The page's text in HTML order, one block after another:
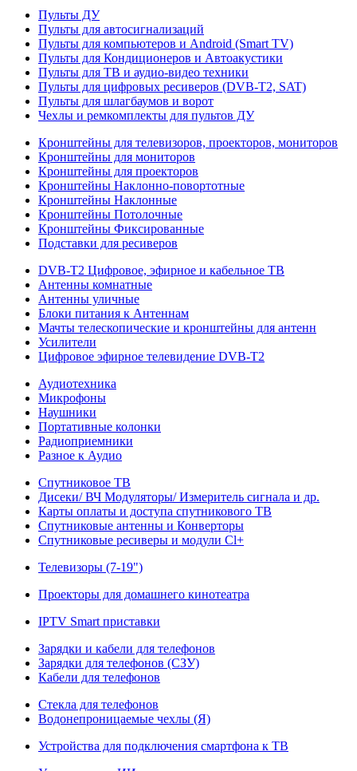
Пульты ДУ
Пульты для автосигнализаций
Пульты для компьютеров и Android (Smart TV)
Пульты для Кондиционеров и Автоакустики
Пульты для ТВ и аудио-видео техники
Пульты для цифровых ресиверов (DVB-T2, SAT)
Пульты для шлагбаумов и ворот
Чехлы и ремкомплекты для пультов ДУ
Кронштейны для телевизоров, проекторов, мониторов
Кронштейны для мониторов
Кронштейны для проекторов
Кронштейны Наклонно-повортотные
Кронштейны Наклонные
Кронштейны Потолочные
Кронштейны Фиксированные
Подставки для ресиверов
DVB-T2 Цифровое, эфирное и кабельное ТВ
Антенны комнатные
Антенны уличные
Блоки питания к Антеннам
Мачты телескопические и кронштейны для антенн
Усилители
Цифровое эфирное телевидение DVB-Т2
Аудиотехника
Микрофоны
Наушники
Портативные колонки
Радиоприемники
Разное к Аудио
Спутниковое ТВ
Дисеки/ ВЧ Модуляторы/ Измеритель сигнала и др.
Карты оплаты и доступа спутникового ТВ
Спутниковые антенны и Конверторы
Спутниковые ресиверы и модули Cl+
Телевизоры (7-19")
Проекторы для домашнего кинотеатра
IPTV Smart приставки
Зарядки и кабели для телефонов
Зарядки для телефонов (СЗУ)
Кабели для телефонов
Стекла для телефонов
Водонепроницаемые чехлы (Я)
Устройства для подключения смартфона к ТВ